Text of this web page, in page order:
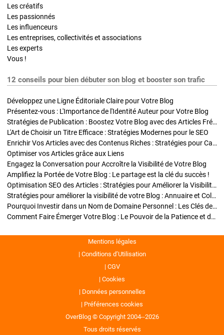
Les créatifs
Les passionnés
Les influenceurs
Les entreprises, collectivités et associations
Les experts
Vous !
12 conseils pour bien débuter son blog et booster son trafic
Développez une Ligne Éditoriale Claire pour Votre Blog
Présentez-vous : L'Importance de l'Identité Auteur pour Votre Blog
Stratégies de Publication : Boostez Votre Blog avec des Articles Fréquents et Exclusifs
L'Art de Choisir un Titre Efficace : Stratégies Modernes pour le SEO
Enrichir Vos Articles avec des Contenus Riches : Stratégies pour Captiver et Optimiser
Optimiser vos Articles grâce aux Liens
Engagez la Conversation pour Accroître la Visibilité de Votre Blog
Amplifiez la Portée de Votre Blog : Le partage est la clé du succès !
Optimisation SEO des Articles : Stratégies pour Améliorer la Visibilité de Votre Blog
Stratégies pour améliorer la visibilité de votre Blog : Annuaire et Collaborations
Pourquoi Investir dans un Nom de Domaine Personnel : Les Clés de la Réussite de Votre Blog
Comment Faire Émerger Votre Blog : Le Pouvoir de la Patience et de la Persévérance
Mentions légales
Conditions d’Utilisation
CGV
Cookies
Données personnelles
Préférences cookies
OverBlog © Copyright 2004--2026
Tous droits réservés